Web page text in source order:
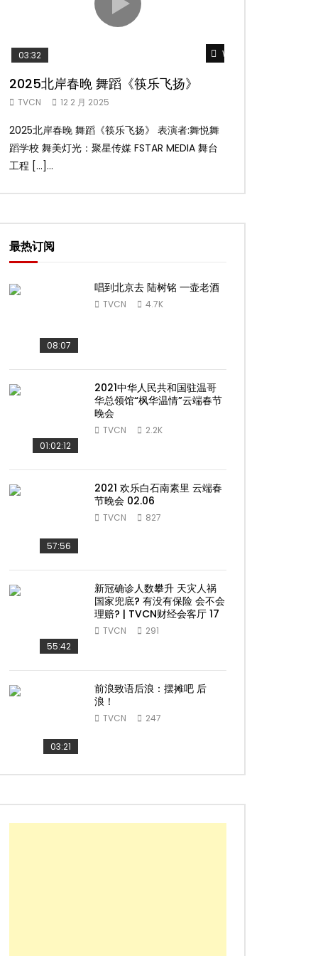
Watch Later
03:32
2025北岸春晚 舞蹈《筷乐飞扬》
TVCN 12 2 月 2025
2025北岸春晚 舞蹈《筷乐飞扬》 表演者:舞悦舞
蹈学校 舞美灯光：聚星传媒 FSTAR MEDIA 舞台
工程 […]...
最热订阅
08:07
唱到北京去 陆树铭 一壶老酒
TVCN 4.7K
01:02:12
2021中华人民共和国驻温哥
华总领馆“枫华温情”云端春节
晚会
TVCN 2.2K
57:56
2021 欢乐白石南素里 云端春
节晚会 02.06
TVCN 827
55:42
新冠确诊人数攀升 天灾人祸
国家兜底? 有没有保险 会不会
理赔? | TVCN财经会客厅 17
TVCN 291
03:21
前浪致语后浪：摆摊吧 后
浪！
TVCN 247